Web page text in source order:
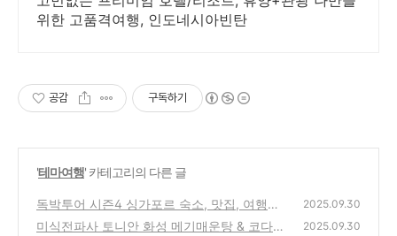
위한 고품격여행, 인도네시아빈탄
공감 구독하기
'테마여행' 카테고리의 다른 글
독박투어 시즌4 싱가포르 숙소, 맛집, 여행코
스 총정리
(0)
2025.09.30
미식전파사 토니안 화성 메기매운탕 & 코다리
2025.09.30